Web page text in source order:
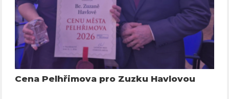
Cena Pelhřimova pro Zuzku Havlovou